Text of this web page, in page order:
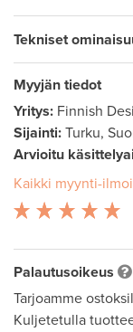
Tekniset
Myyjän tiedot
Yritys: Finnish
Sijainti: Turku,
Arvioitu
Kaikki myynti-
Palautusoikeus
Tarjoamme
Kuljetetulla